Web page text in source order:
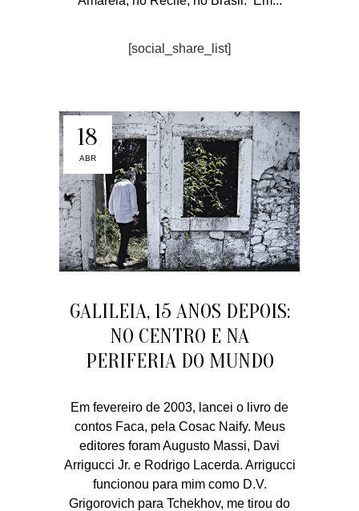
[social_share_list]
18
ABR
GALILEIA, 15 ANOS DEPOIS:
NO CENTRO E NA
PERIFERIA DO MUNDO
Em fevereiro de 2003, lancei o livro de
contos Faca, pela Cosac Naify. Meus
editores foram Augusto Massi, Davi
Arrigucci Jr. e Rodrigo Lacerda. Arrigucci
funcionou para mim como D.V.
Grigorovich para Tchekhov, me tirou do